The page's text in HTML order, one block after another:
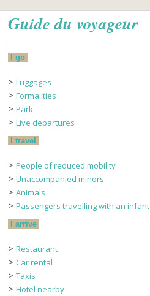
Guide du voyageur
I go
>Luggages
>Formalities
>Park
>Live departures
I travel
>People of reduced mobility
>Unaccompanied minors
>Animals
>Passengers travelling with an infant
I arrive
>Restaurant
> Car rental
>Taxis
>Hotel nearby